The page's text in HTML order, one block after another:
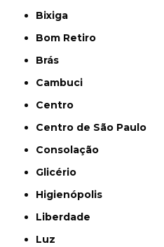
Bixiga
Bom Retiro
Brás
Cambuci
Centro
Centro de São Paulo
Consolação
Glicério
Higienópolis
Liberdade
Luz